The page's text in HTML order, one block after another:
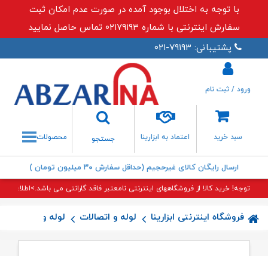
با توجه به اختلال بوجود آمده در صورت عدم امکان ثبت
سفارش اینترنتی با شماره ۰۲۱۷۹۱۹۳ تماس حاصل نمایید
پشتیبانی: ۷۹۱۹۳-۰۲۱
سبد خرید اعتماد به ابزارینا
جستجو
جستجو
ورود / ثبت نام
محصولات
ارسال رایگان کالای غیرحجیم (حداقل سفارش ۳۰ میلیون تومان )
توجه! خرید کالا از فروشگاههای اینترنتی نامعتبر فاقد گارانتی می باشد.>اطلاعات
فروشگاه اینترنتی ابزارینا لوله و اتصالات لوله و اتصالات